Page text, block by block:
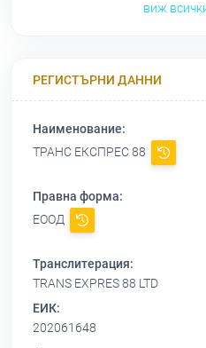
виж
РЕГИСТЪРНИ ДАННИ
Наименование:
ТРАНС ЕКСПРЕС 88
Правна форма:
ЕООД
Транслитерация:
TRANS EXPRES 88 LTD
ЕИК:
202061648